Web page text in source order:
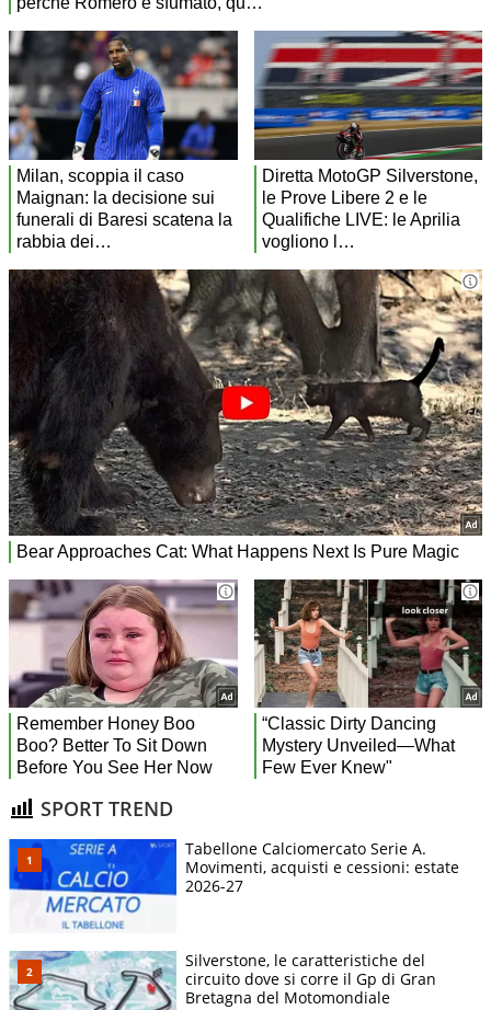
SPORT TREND
Tabellone Calciomercato Serie A.
Movimenti, acquisti e cessioni: estate
2026-27
Silverstone, le caratteristiche del
circuito dove si corre il Gp di Gran
Bretagna del Motomondiale